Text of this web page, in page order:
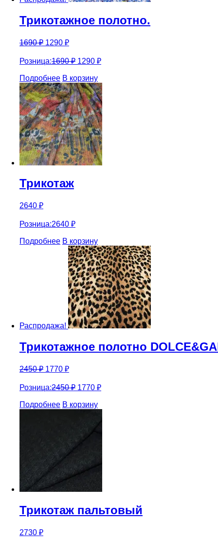
Трикотажное полотно.
1690₽ 1290 ₽
Розница:1690₽ 1290 ₽
Подробнее В корзину
Трикотаж
2640 ₽
Розница:2640 ₽
Подробнее В корзину
Распродажа!
Трикотажное полотно
2450₽ 1770 ₽
Розница:2450₽ 1770 ₽
Подробнее В корзину
Трикотаж пальтовый
2730 ₽